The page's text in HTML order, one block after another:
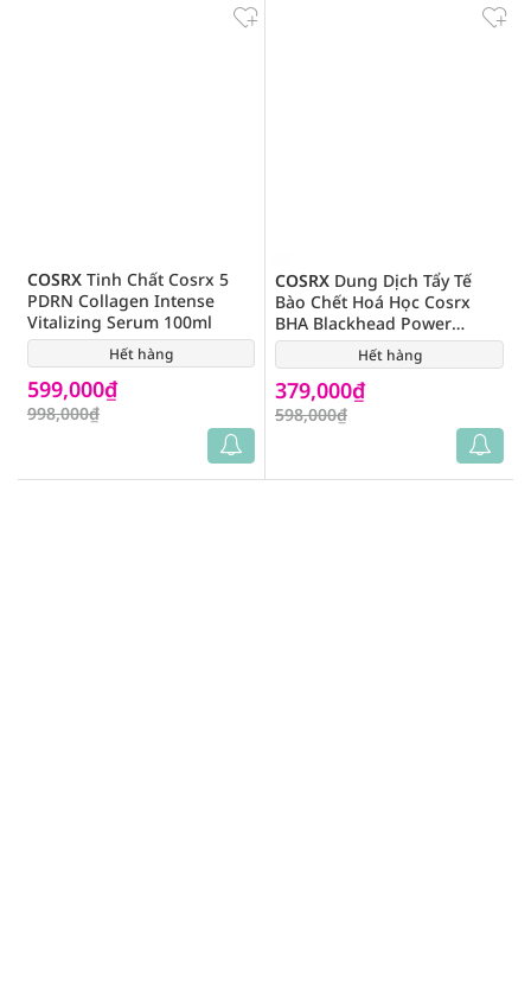
Hết hàng
COSRX Tinh Chất Cosrx 5
PDRN Collagen Intense
Vitalizing Serum 100ml
599,000₫
998,000₫
(0) Hết hàng
COSRX Dung Dịch Tẩy Tế
Bào Chết Hoá Học Cosrx
BHA Blackhead Power
Liquid 100ml
379,000₫
598,000₫
(11)